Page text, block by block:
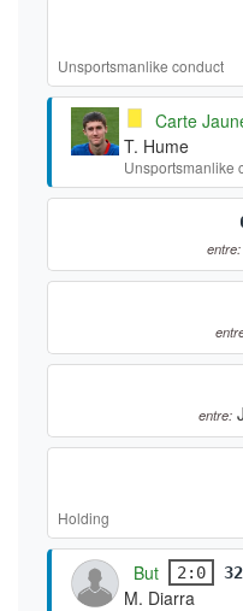
Unsportsmanlike conduct
Carte
T. Hume
Unsportsmanlike
entre:
entre:
Holding
But 2:0
M. Diarra